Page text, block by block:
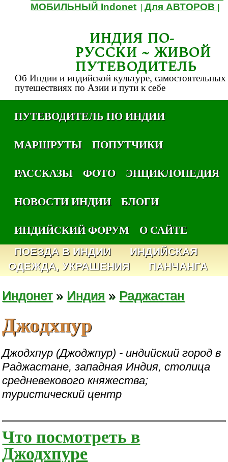
МОБИЛЬНЫЙ Indonet |Для АВТОРОВ
ИНДИЯ ПО-
РУССКИ ~ ЖИВОЙ
ПУТЕВОДИТЕЛЬ
Об Индии и индийской культуре, самостоятельных
путешествиях по Азии и пути к себе
ПУТЕВОДИТЕЛЬ ПО ИНДИИ
МАРШРУТЫ
ПОПУТЧИКИ
РАССКАЗЫ
ФОТО
ЭНЦИКЛОПЕДИЯ
НОВОСТИ ИНДИИ
БЛОГИ
ИНДИЙСКИЙ ФОРУМ
О САЙТЕ
ПОЕЗДА В ИНДИИ
ИНДИЙСКАЯ
ОДЕЖДА, УКРАШЕНИЯ
ПАНЧАНГА
Индонет» Индия » Раджастан
Джодхпур
Джодхпур (Джоджпур) - индийский город в
Раджастане, западная Индия, столица
средневекового княжества;
туристический центр
Что посмотреть в
Джодхпуре